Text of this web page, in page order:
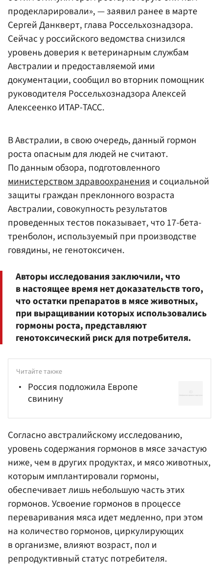
продекларировали», — заявил ранее в марте
Сергей Данкверт, глава Россельхознадзора.
Сейчас у российского ведомства снизился
уровень доверия к ветеринарным службам
Австралии и предоставляемой ими
документации, сообщил во вторник помощник
руководителя РоссельхознадзораАлексей
АлексеенкоИТАР-ТАСС.
В Австралии, в свою очередь, данный гормон
роста опасным для людей не считают.
По данным обзора, подготовленного
министерством здравоохраненияи социальной
защиты граждан преклонного возраста
Австралии, совокупность результатов
проведенных тестов показывает, что 17-бета-
тренболон, используемый при производстве
говядины, не генотоксичен.
Авторы исследования заключили, что
в настоящее время нет доказательств того,
что остатки препаратов в мясе животных,
при выращивании которых использовались
гормоны роста, представляют
генотоксический риск для потребителя.
Читайте также
Россия подложила Европе
свинину
Согласно австралийскому исследованию,
уровень содержания гормонов в мясе зачастую
ниже, чем в других продуктах, и мясо животных,
которым имплантировали гормоны,
обеспечивает лишь небольшую часть этих
гормонов. Усвоение гормонов в процессе
переваривания мяса идет медленно, при этом
на количество гормонов, циркулирующих
в организме, влияют возраст, пол и
репродуктивный статус потребителя.